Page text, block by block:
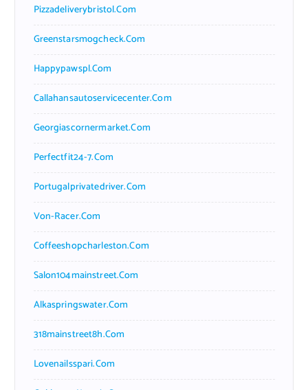
Pizzadeliverybristol.com
Greenstarsmogcheck.com
Happypawspl.com
Callahansautoservicecenter.com
Georgiascornermarket.com
Perfectfit24-7.com
Portugalprivatedriver.com
Von-Racer.com
Coffeeshopcharleston.com
Salon104mainstreet.com
Alkaspringswater.com
318mainstreet8h.com
Lovenailsspari.com